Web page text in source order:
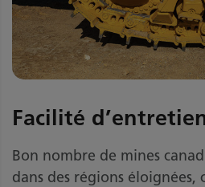
Facilité
Bon nombre de mines
dans des régions éloignées,